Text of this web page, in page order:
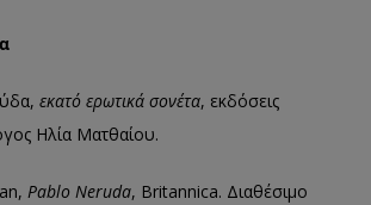
εκατό ερωτικά σονέτα, εκδόσεις
Ηλία Ματθαίου.
Pablo Neruda, Britannica. Διαθέσιμο